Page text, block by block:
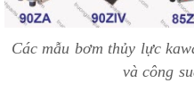
Các mẫu bơm thủy lực
và công